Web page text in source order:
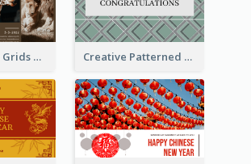
Brown Photo Grids World Wildlife Day Greeting Card Creative Patterned Congratulations Greeting Card